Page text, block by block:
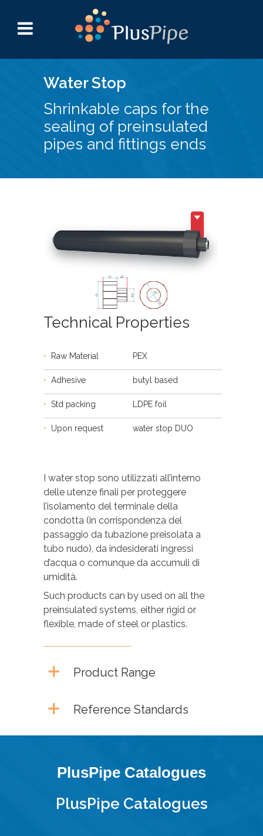
Water Stop
Shrinkable caps for the
sealing of preinsulated
pipes and fittings ends
Technical Properties
• Raw Material PEX
• Adhesive butyl based
• Std packing LDPE foil
• Upon request water stop DUO
I water stop sono utilizzati all’interno
delle utenze finali per proteggere
l’isolamento del terminale della
condotta (in corrispondenza del
passaggio da tubazione preisolata a
tubo nudo), da indesiderati ingressi
d’acqua o comunque da accumuli di
umidità.
Such products can by used on all the
preinsulated systems, either rigid or
flexible, made of steel or plastics.
Product Range
Reference Standards
PlusPipe Catalogues
PlusPipe Catalogues